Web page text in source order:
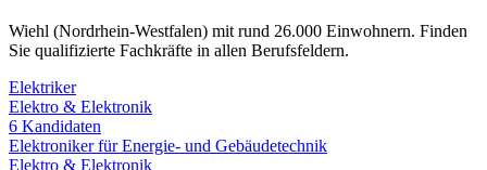
Wiehl (Nordrhein-Westfalen) mit rund 26.000 Einwohnern. Finden
Sie qualifizierte Fachkräfte in allen Berufsfeldern.
Elektriker
Elektro & Elektronik
6 Kandidaten
Elektroniker für Energie- und Gebäudetechnik
Elektro & Elektronik